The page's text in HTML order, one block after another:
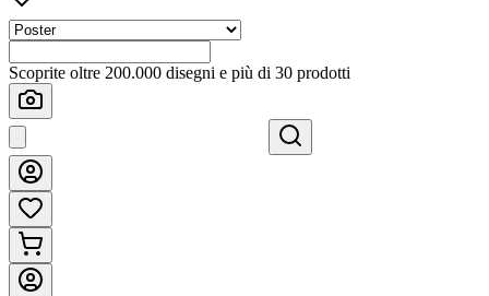
Scoprite oltre 200.000 disegni e più di 30 prodotti